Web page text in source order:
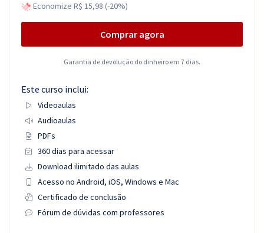
Economize R$ 15,98 (-20%)
Comprar agora
Garantia de devolução do dinheiro em 7 dias.
Este curso inclui:
Videoaulas
Audioaulas
PDFs
360 dias para acessar
Download ilimitado das aulas
Acesso no Android, iOS, Windows e Mac
Certificado de conclusão
Fórum de dúvidas com professores